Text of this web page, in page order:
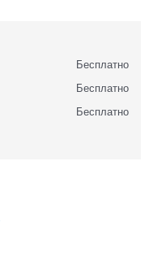
Бесплатно
Бесплатно
Бесплатно